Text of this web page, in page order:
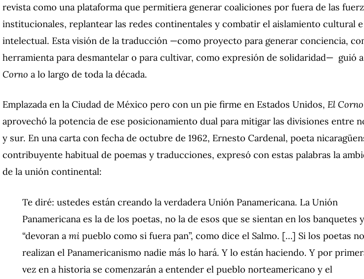
revista como una plataforma que permitiera generar coaliciones por fuera de las
institucionales, replantear las redes continentales y combatir el aislamiento cultural e
intelectual. Esta visión de la traducción —como proyecto para generar conciencia,
herramienta para desmantelar o para cultivar, como expresión de solidaridad— guió a
Corno a lo largo de toda la década.
Emplazada en la Ciudad de México pero con un pie firme en Estados Unidos, El Corno
aprovechó la potencia de ese posicionamiento dual para mitigar las divisiones entre
y sur. En una carta con fecha de octubre de 1962, Ernesto Cardenal, poeta
contribuyente habitual de poemas y traducciones, expresó con estas palabras la
de la unión continental:
Te diré: ustedes están creando la verdadera Unión Panamericana. La Unión
Panamericana es la de los poetas, no la de esos que se sientan en los banquetes y
“devoran a mi pueblo como si fuera pan”, como dice el Salmo. […] Si los poetas no
realizan el Panamericanismo nadie más lo hará. Y lo están haciendo. Y por
vez en a historia se comenzarán a entender el pueblo norteamericano y el